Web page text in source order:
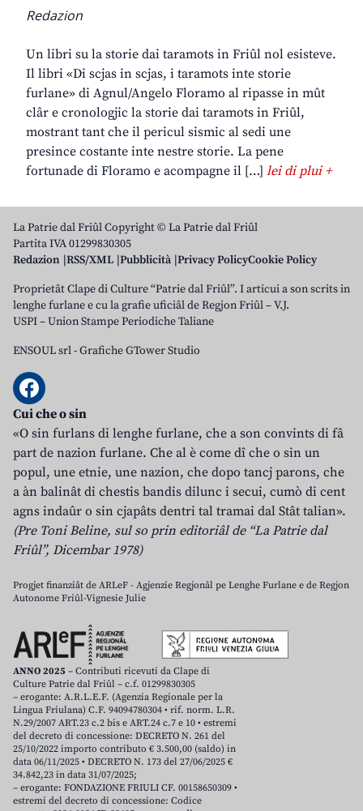
Redazion
Un libri su la storie dai taramots in Friûl nol esisteve.
Il libri «Di scjas in scjas, i taramots inte storie
furlane» di Agnul/Angelo Floramo al ripasse in mût
clâr e cronologjic la storie dai taramots in Friûl,
mostrant tant che il pericul sismic al sedi une
presince costante inte nestre storie. La pene
fortunade di Floramo e acompagne il […] lei di plui +
La Patrie dal Friûl Copyright © La Patrie dal Friûl
Partita IVA 01299830305
Redazion RSS/XML Pubblicità Privacy PolicyCookie Policy
Proprietât Clape di Culture “Patrie dal Friûl”. I articui a son scrits in
lenghe furlane e cu la grafie uficiâl de Regjon Friûl – V.J.
USPI – Union Stampe Periodiche Taliane
ENSOUL srl-Grafiche GTower Studio
Cui che o sin
«O sin furlans di lenghe furlane, che a son convints di fâ
part de nazion furlane. Che al è come dî che o sin un
popul, une etnie, une nazion, che dopo tancj parons, che
a àn balinât di chestis bandis dilunc i secui, cumò di cent
agns indaûr o sin cjapâts dentri tal tramai dal Stât talian».
(Pre Toni Beline, sul so prin editoriâl de “La Patrie dal
Friûl”, Dicembar 1978)
Progjet finanziât de ARLeF - Agjenzie Regjonâl pe Lenghe Furlane e de Regjon
Autonome Friûl-Vignesie Julie
ANNO 2025 – Contributi ricevuti da Clape di
Culture Patrie dal Friûl – c.f. 01299830305
– erogante: A.R.L.E.F. (Agenzia Regionale per la
Lingua Friulana) C.F. 94094780304 • rif. norm. L.R.
N.29/2007 ART.23 c.2 bis e ART.24 c.7 e 10 • estremi
del decreto di concessione: DECRETO N. 261 del
25/10/2022 importo contributo € 3.500,00 (saldo) in
data 06/11/2025 • DECRETO N. 173 del 27/06/2025 €
34.842,23 in data 31/07/2025;
– erogante: FONDAZIONE FRIULI CF. 00158650309 •
estremi del decreto di concessione: Codice